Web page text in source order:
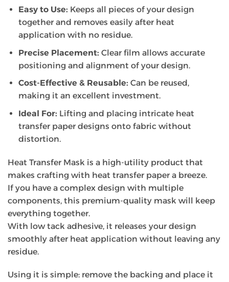
Easy to Use: Keeps all pieces of your design
together and removes easily after heat
application with no residue.
Precise Placement: Clear film allows accurate
positioning and alignment of your design.
Cost-Effective & Reusable: Can be reused,
making it an excellent investment.
Ideal For: Lifting and placing intricate heat
transfer paper designs onto fabric without
distortion.
Heat Transfer Mask is a high-utility product that
makes crafting with heat transfer paper a breeze.
If you have a complex design with multiple
components, this premium-quality mask will keep
everything together.
With low tack adhesive, it releases your design
smoothly after heat application without leaving any
residue.
Using it is simple: remove the backing and place it